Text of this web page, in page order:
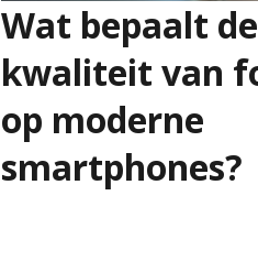
Wat bepaalt de
kwaliteit van
op moderne
smartphones?